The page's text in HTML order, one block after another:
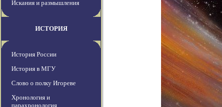
Искания и размышления
ИСТОРИЯ
История России
История в МГУ
Слово о полку Игореве
Хронология и
парахронология